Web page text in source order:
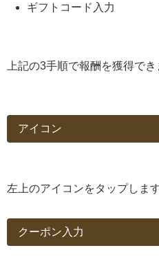
ギフトコード入力
上記の3手順で報酬を獲得でき
アイコン
左上のアイコンをタップします
クーポン入力